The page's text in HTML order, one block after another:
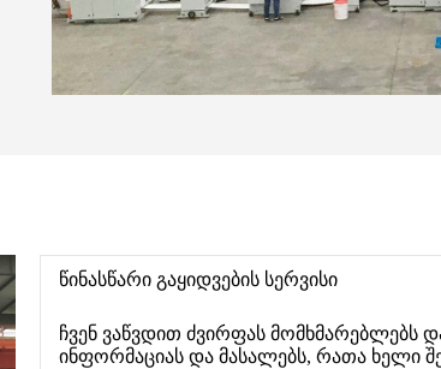
წინასწარი გაყიდვების სერვისი
ჩვენ ვაწვდით ძვირფას მომხმარებლებს
ინფორმაციას და მასალებს, რათა ხელი